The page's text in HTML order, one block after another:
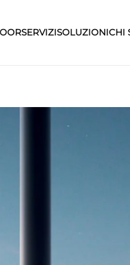
SERVIZISOLUZIONICHI